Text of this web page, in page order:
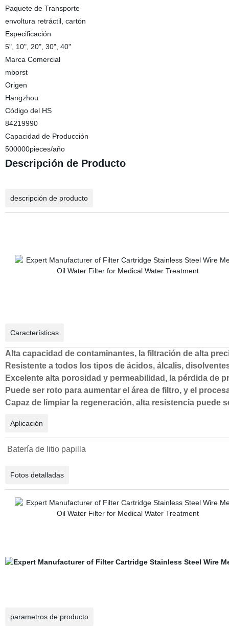
Paquete de Transporte
envoltura retráctil, cartón
Especificación
5", 10", 20", 30", 40"
Marca Comercial
mborst
Origen
Hangzhou
Código del HS
84219990
Capacidad de Producción
500000pieces/año
Descripción de Producto
descripción de producto
Características
Alta capacidad de contaminantes, la filtración de alta
Resistente a todos los tipos de ácidos, álcalis,
Excelente alta porosidad y permeabilidad, la pérdida de
Puede ser roto para aumentar el área de filtro, y el
Capaz de limpiar la regeneración, alta resistencia puede
Aplicación
Batería de litio papilla
Fotos detalladas
parametros de producto